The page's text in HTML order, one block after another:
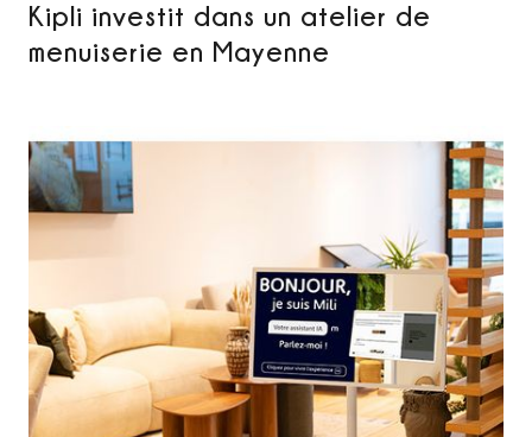
Kipli investit dans un atelier de
menuiserie en Mayenne